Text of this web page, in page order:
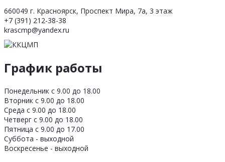
660049 г. Красноярск, Проспект Мира, 7а, 3 этаж
+7 (391) 212-38-38
krascmp@yandex.ru
График работы
Понедельник с 9.00 до 18.00
Вторник с 9.00 до 18.00
Среда с 9.00 до 18.00
Четверг с 9.00 до 18.00
Пятница с 9.00 до 17.00
Суббота - выходной
Воскресенье - выходной